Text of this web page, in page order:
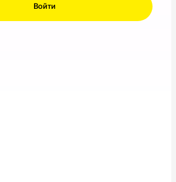
Войти